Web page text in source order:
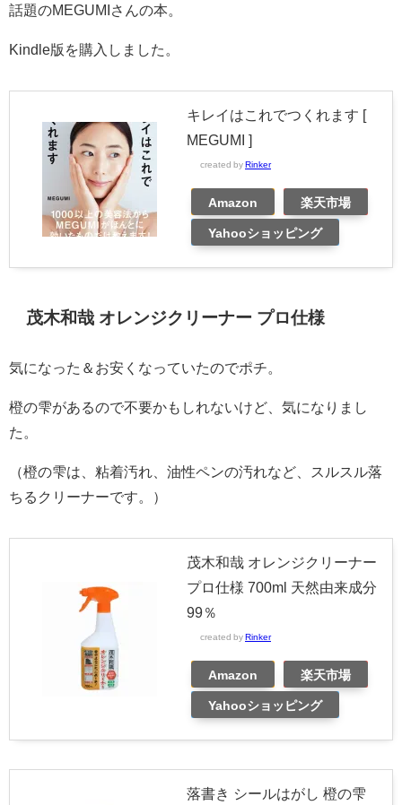
話題のMEGUMIさんの本。
Kindle版を購入しました。
キレイはこれでつくれます [
MEGUMI ]
created by Rinker
Amazon 楽天市場
Yahooショッピング
茂木和哉 オレンジクリーナー プロ仕様
気になった＆お安くなっていたのでポチ。
橙の雫があるので不要かもしれないけど、気になりまし
た。
（橙の雫は、粘着汚れ、油性ペンの汚れなど、スルスル落
ちるクリーナーです。）
茂木和哉 オレンジクリーナー
プロ仕様 700ml 天然由来成分
99％
created by Rinker
Amazon 楽天市場
Yahooショッピング
落書き シールはがし 橙の雫